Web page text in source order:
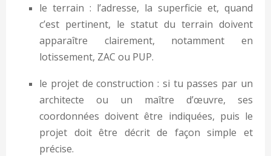
le terrain : l’adresse, la superficie et, quand
c’est pertinent, le statut du terrain doivent
apparaître clairement, notamment en
lotissement, ZAC ou PUP.
le projet de construction : si tu passes par un
architecte ou un maître d’œuvre, ses
coordonnées doivent être indiquées, puis le
projet doit être décrit de façon simple et
précise.